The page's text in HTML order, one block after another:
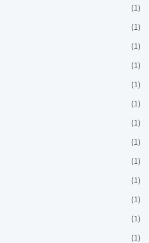
(1)
(1)
(1)
(1)
(1)
(1)
(1)
(1)
(1)
(1)
(1)
(1)
(1)